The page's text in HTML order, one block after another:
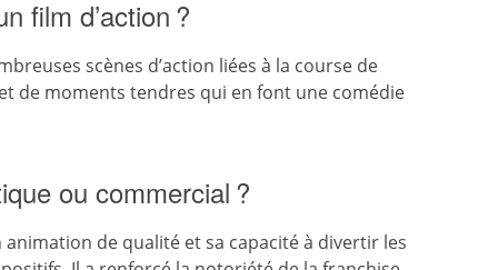
film d’action ?
scènes d’action liées à la course de
de moments tendres qui en font une comédie
ou commercial ?
de qualité et sa capacité à divertir les